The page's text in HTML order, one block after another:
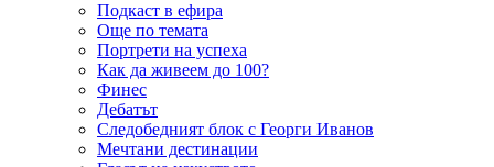
Подкаст в ефира
Още по темата
Портрети на успеха
Как да живеем до 100?
Финес
Дебатът
Следобедният блок с Георги Иванов
Мечтани дестинации